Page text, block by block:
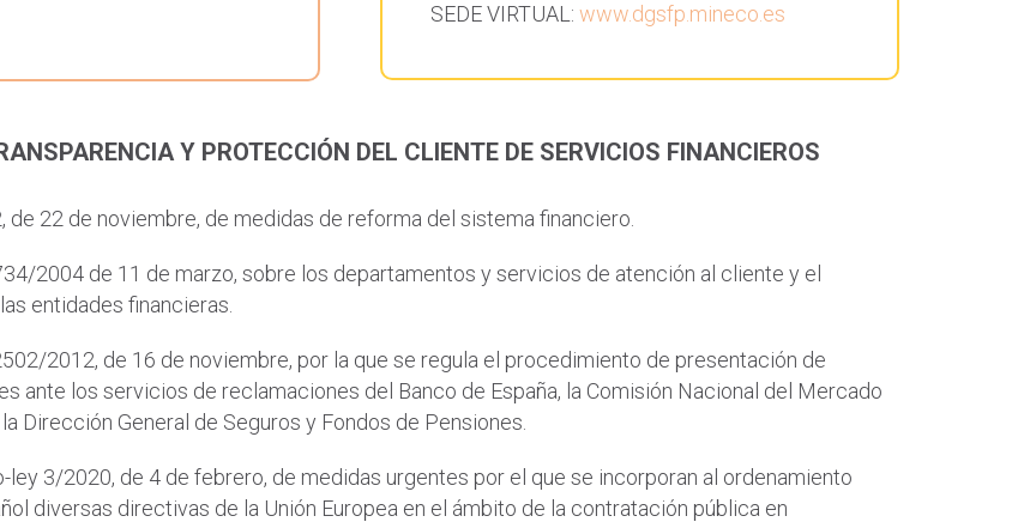
SEDE VIRTUAL:www.dgsfp.mineco.es
Y PROTECCIÓN DEL CLIENTE DE SERVICIOS FINANCIEROS
de 22 de noviembre, de medidas de reforma del sistema financiero.
2004 de 11 de marzo, sobre los departamentos y servicios de atención al cliente y el
entidades financieras.
2012, de 16 de noviembre, por la que se regula el procedimiento de presentación de
ante los servicios de reclamaciones del Banco de España, la Comisión Nacional del Mercado
Dirección General de Seguros y Fondos de Pensiones.
ley 3/2020, de 4 de febrero, de medidas urgentes por el que se incorporan al ordenamiento
diversas directivas de la Unión Europea en el ámbito de la contratación pública en